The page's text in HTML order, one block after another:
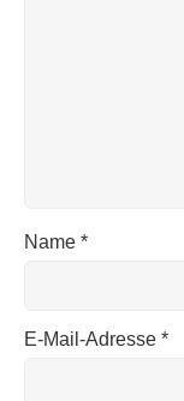
Name *
E-Mail-Adresse *